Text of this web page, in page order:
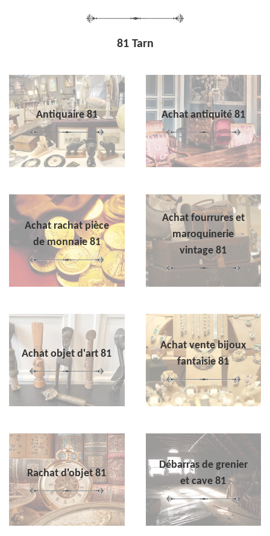
81 Tarn
Antiquaire 81 Achat antiquité 81
Achat rachat pièce
de monnaie 81
Achat fourrures et
maroquinerie
vintage 81
Achat objet d'art 81
Achat vente bijoux
fantaisie 81
Rachat d'objet 81
Débarras de grenier
et cave 81